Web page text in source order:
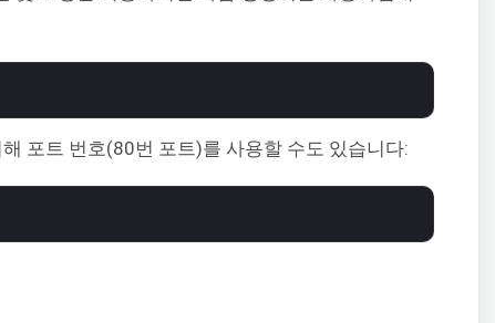
포트 번호(80번 포트)를 사용할 수도 있습니다: